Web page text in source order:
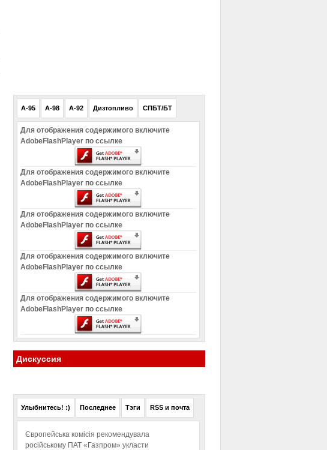
A-95 A-98 A-92 Дизтопливо СПБТ/БТ
Для отображения содержимого включите
AdobeFlashPlayer по ссылке
Для отображения содержимого включите
AdobeFlashPlayer по ссылке
Для отображения содержимого включите
AdobeFlashPlayer по ссылке
Для отображения содержимого включите
AdobeFlashPlayer по ссылке
Для отображения содержимого включите
AdobeFlashPlayer по ссылке
Дискуссия
Улыбнитесь! :) Последнее Тэги RSS и почта
Європейська комісія рекомендувала
російському ПАТ «Газпром» укласти